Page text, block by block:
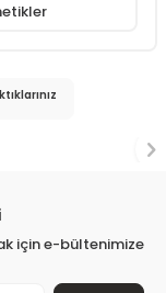
için e-bültenimize